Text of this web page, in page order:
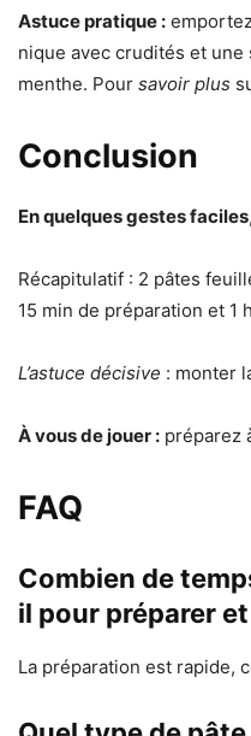
Astuce pratique :
nique avec crudités et une
menthe. Pour savoir plus
Conclusion
En quelques gestes faciles
Récapitulatif : 2 pâtes
15 min de préparation et 1
L’astuce décisive : monter
À vous de jouer : préparez
FAQ
Combien de
il pour préparer
La préparation est rapide,